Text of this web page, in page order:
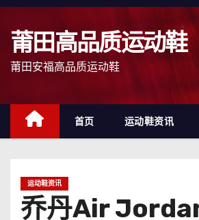
跳
莆田高品质运动鞋
莆田安福高品质运动鞋
首页 运动鞋资讯
运动鞋资讯
乔丹Air